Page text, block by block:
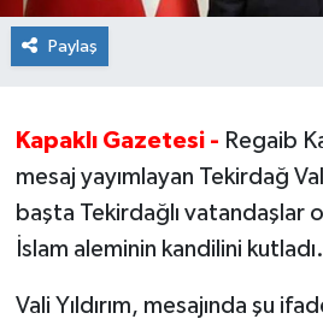
Paylaş
Kapaklı Gazetesi - Regaib
mesaj yayımlayan Tekirdağ
başta Tekirdağlı vatandaşlar
İslam aleminin kandilini kutladı.
Vali Yıldırım, mesajında şu